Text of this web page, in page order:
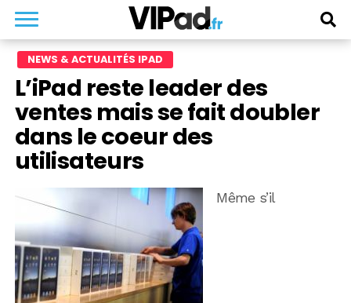
NEWS & ACTUALITÉS IPAD
L’iPad reste leader des
ventes mais se fait doubler
dans le coeur des
utilisateurs
Même s’il